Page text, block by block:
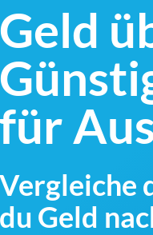
Geld
für
Vergleiche
du Geld